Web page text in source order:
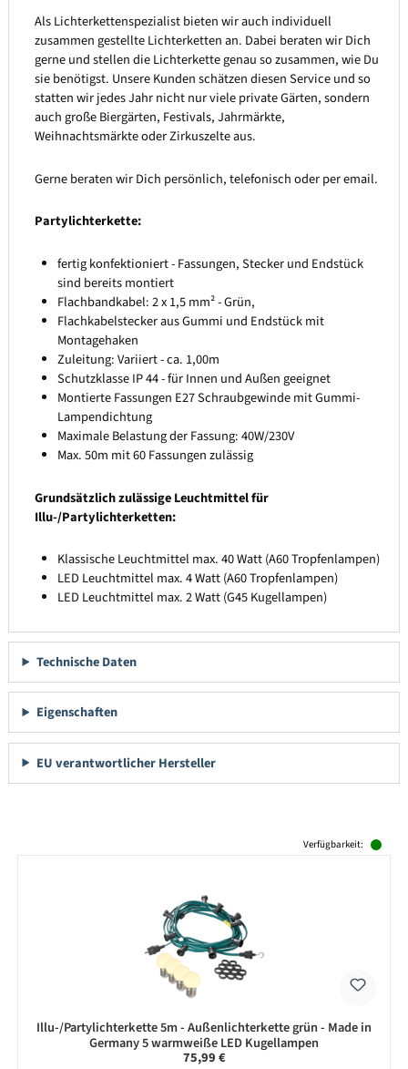
Als Lichterkettenspezialist bieten wir auch individuell
zusammen gestellte Lichterketten an. Dabei beraten wir Dich
gerne und stellen die Lichterkette genau so zusammen, wie Du
sie benötigst. Unsere Kunden schätzen diesen Service und so
statten wir jedes Jahr nicht nur viele private Gärten, sondern
auch große Biergärten, Festivals, Jahrmärkte,
Weihnachtsmärkte oder Zirkuszelte aus.
Gerne beraten wir Dich persönlich, telefonisch oder per email.
Partylichterkette:
fertig konfektioniert - Fassungen, Stecker und Endstück
sind bereits montiert
Flachbandkabel: 2 x 1,5 mm² - Grün,
Flachkabelstecker aus Gummi und Endstück mit
Montagehaken
Zuleitung: Variiert - ca. 1,00m
Schutzklasse IP 44 - für Innen und Außen geeignet
Montierte Fassungen E27 Schraubgewinde mit Gummi-
Lampendichtung
Maximale Belastung der Fassung: 40W/230V
Max. 50m mit 60 Fassungen zulässig
Grundsätzlich zulässige Leuchtmittel für
Illu-/Partylichterketten:
Klassische Leuchtmittel max. 40 Watt (A60 Tropfenlampen)
LED Leuchtmittel max. 4 Watt (A60 Tropfenlampen)
LED Leuchtmittel max. 2 Watt (G45 Kugellampen)
Technische Daten
Eigenschaften
EU verantwortlicher Hersteller
Verfügbarkeit:
Illu-/Partylichterkette 5m - Außenlichterkette grün - Made in
Germany 5 warmweiße LED Kugellampen
Regulärer Preis:
75,99 €